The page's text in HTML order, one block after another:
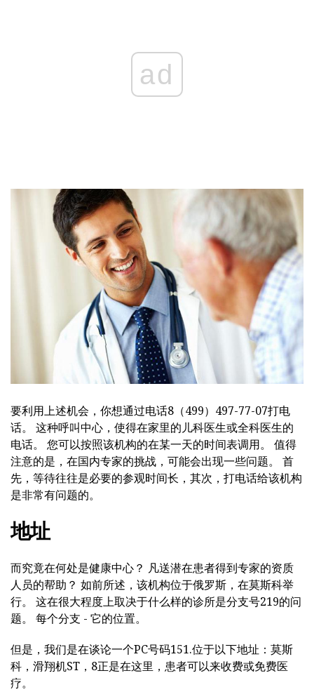
ad
要利用上述机会，你想通过电话8（499）497-77-07打电
话。 这种呼叫中心，使得在家里的儿科医生或全科医生的
电话。 您可以按照该机构的在某一天的时间表调用。 值得
注意的是，在国内专家的挑战，可能会出现一些问题。 首
先，等待往往是必要的参观时间长，其次，打电话给该机构
是非常有问题的。
地址
而究竟在何处是健康中心？ 凡送潜在患者得到专家的资质
人员的帮助？ 如前所述，该机构位于俄罗斯，在莫斯科举
行。 这在很大程度上取决于什么样的诊所是分支号219的问
题。 每个分支 - 它的位置。
但是，我们是在谈论一个PC号码151.位于以下地址：莫斯
科，滑翔机ST，8正是在这里，患者可以来收费或免费医
疗。